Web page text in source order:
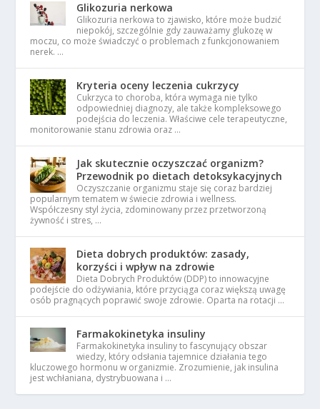
Glikozuria nerkowa
Glikozuria nerkowa to zjawisko, które może budzić
niepokój, szczególnie gdy zauważamy glukozę w
moczu, co może świadczyć o problemach z funkcjonowaniem
nerek. …
Kryteria oceny leczenia cukrzycy
Cukrzyca to choroba, która wymaga nie tylko
odpowiedniej diagnozy, ale także kompleksowego
podejścia do leczenia. Właściwe cele terapeutyczne,
monitorowanie stanu zdrowia oraz …
Jak skutecznie oczyszczać organizm?
Przewodnik po dietach detoksykacyjnych
Oczyszczanie organizmu staje się coraz bardziej
popularnym tematem w świecie zdrowia i wellness.
Współczesny styl życia, zdominowany przez przetworzoną
żywność i stres, …
Dieta dobrych produktów: zasady,
korzyści i wpływ na zdrowie
Dieta Dobrych Produktów (DDP) to innowacyjne
podejście do odżywiania, które przyciąga coraz większą uwagę
osób pragnących poprawić swoje zdrowie. Oparta na rotacji …
Farmakokinetyka insuliny
Farmakokinetyka insuliny to fascynujący obszar
wiedzy, który odsłania tajemnice działania tego
kluczowego hormonu w organizmie. Zrozumienie, jak insulina
jest wchłaniana, dystrybuowana i …